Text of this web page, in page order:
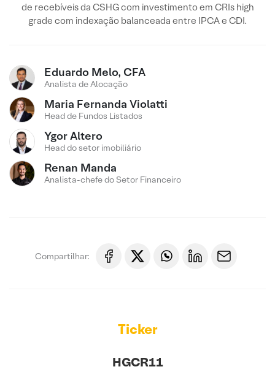
de recebíveis da CSHG com investimento em CRIs high
grade com indexação balanceada entre IPCA e CDI.
Eduardo Melo, CFA
Analista de Alocação
Maria Fernanda Violatti
Head de Fundos Listados
Ygor Altero
Head do setor imobiliário
Renan Manda
Analista-chefe do Setor Financeiro
Compartilhar:
Ticker
HGCR11